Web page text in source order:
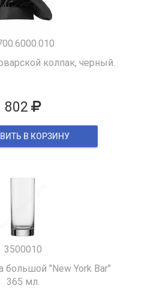
колпак, черный.
802
В КОРЗИНУ
3500010
большой "New York Bar"
365 мл.